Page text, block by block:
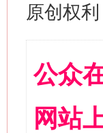
原创权
公众
网站